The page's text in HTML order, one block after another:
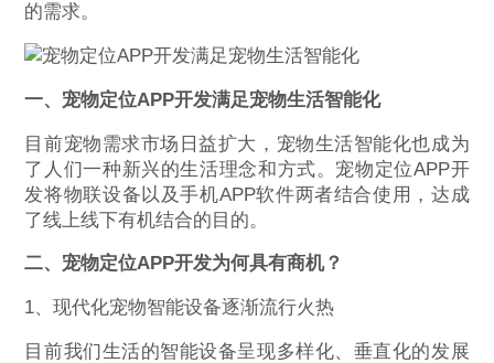
的需求。
一、 宠物定位APP开发满足宠物生活智能化
目前宠物需求市场日益扩大，宠物生活智能化也成为
了人们一种新兴的生活理念和方式。宠物定位APP开
发将物联设备以及手机APP软件两者结合使用，达成
了线上线下有机结合的目的。
二、 宠物定位APP开发为何具有商机？
1、现代化宠物智能设备逐渐流行火热
目前我们生活的智能设备呈现多样化、垂直化的发展